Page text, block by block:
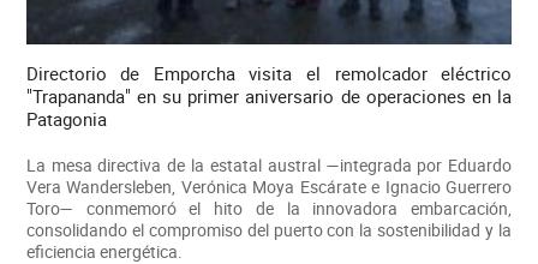
Directorio de Emporcha visita el remolcador eléctrico
"Trapananda" en su primer aniversario de operaciones en la
Patagonia
La mesa directiva de la estatal austral —integrada por Eduardo
Vera Wandersleben, Verónica Moya Escárate e Ignacio Guerrero
Toro— conmemoró el hito de la innovadora embarcación,
consolidando el compromiso del puerto con la sostenibilidad y la
eficiencia energética.